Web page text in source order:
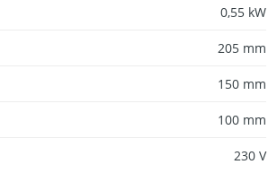
0,55 kW
205 mm
150 mm
100 mm
230 V